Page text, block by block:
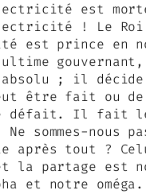
est
! Le Roi
est prince en
absolu ; il
être fait ou
défait. Il fait le
sommes-nous
après tout ?
la partage est
et notre oméga.